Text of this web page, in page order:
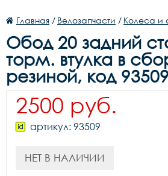
Главная / Велозапчасти / Колеса и
Обод 20 задний
торм. втулка в
резиной, код
2500 руб.
артикул: 93509
НЕТ В НАЛИЧИИ